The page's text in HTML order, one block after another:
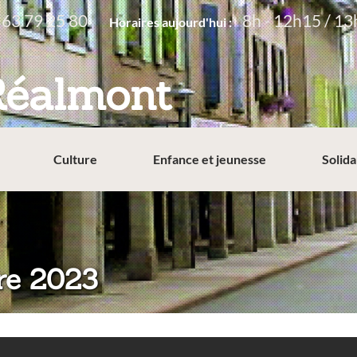
79 25 80 Horaires aujourd'hui : 8h - 12h15 /
Culture Enfance et jeunesse
2023